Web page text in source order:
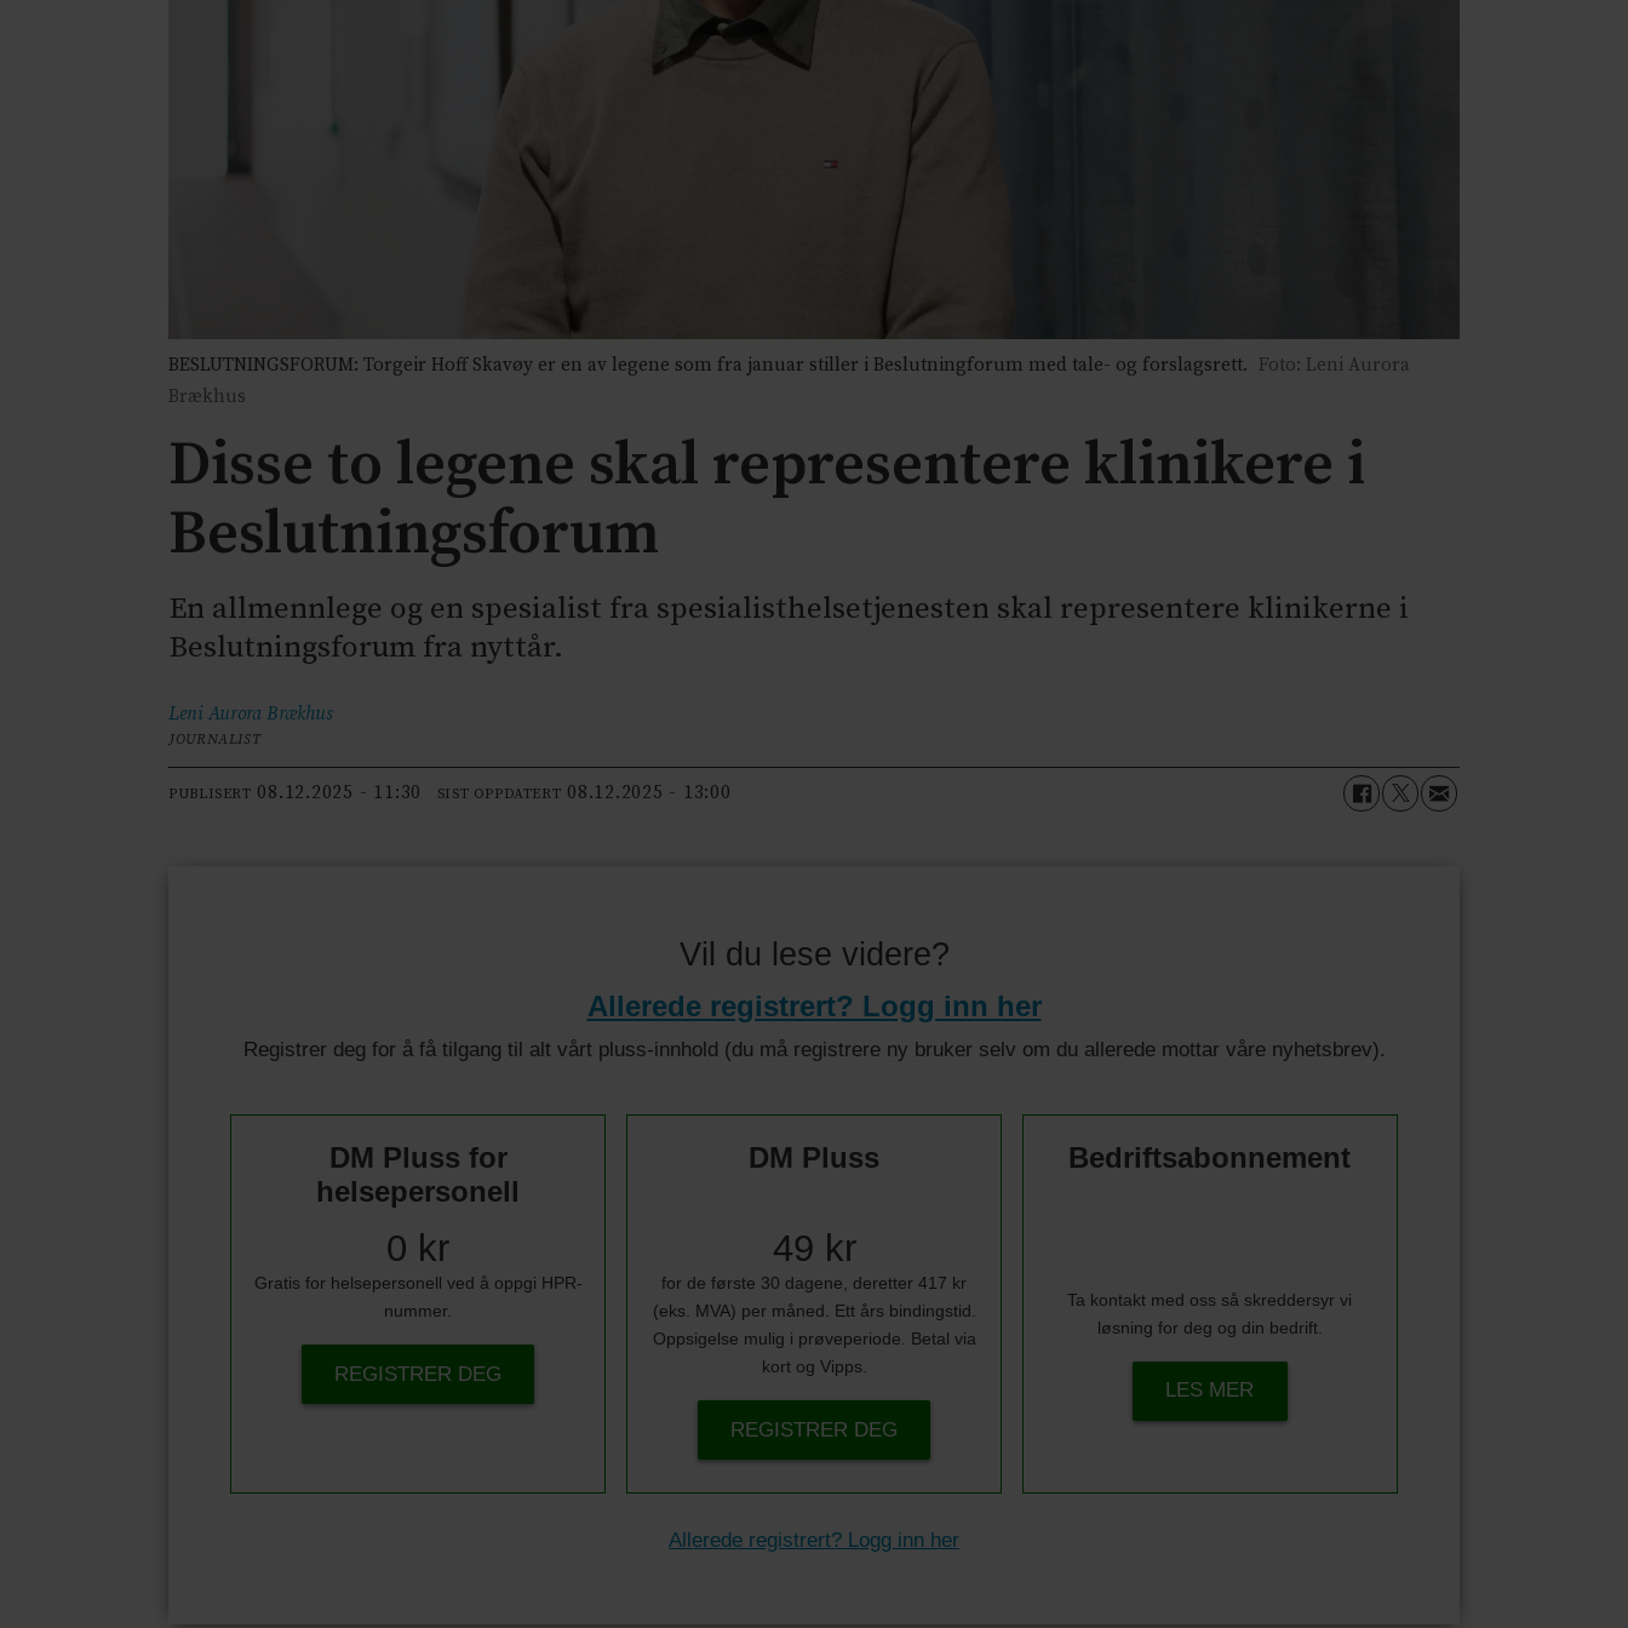
BESLUTNINGSFORUM: Torgeir Hoff Skavøy er en av legene som fra januar stiller i Beslutningforum med tale- og forslagsrett. Foto: Leni Aurora
Brækhus
Disse to legene skal representere klinikere i
Beslutningsforum
En allmennlege og en spesialist fra spesialisthelsetjenesten skal representere klinikerne i
Beslutningsforum fra nyttår.
Leni Aurora Brækhus
JOURNALIST
PUBLISERT 08.12.2025 - 11:30 SIST OPPDATERT 08.12.2025 - 13:00
Vil du lese videre?
Allerede registrert? Logg inn her
Registrer deg for å få tilgang til alt vårt pluss-innhold (du må registrere ny bruker selv om du allerede mottar våre nyhetsbrev).
DM Pluss for
helsepersonell
0 kr
Gratis for helsepersonell ved å oppgi HPR-
nummer.
REGISTRER DEG
DM Pluss
49 kr
for de første 30 dagene, deretter 417 kr
(eks. MVA) per måned. Ett års bindingstid.
Oppsigelse mulig i prøveperiode. Betal via
kort og Vipps.
REGISTRER DEG
Bedriftsabonnement
Ta kontakt med oss så skreddersyr vi
løsning for deg og din bedrift.
LES MER
Allerede registrert? Logg inn her